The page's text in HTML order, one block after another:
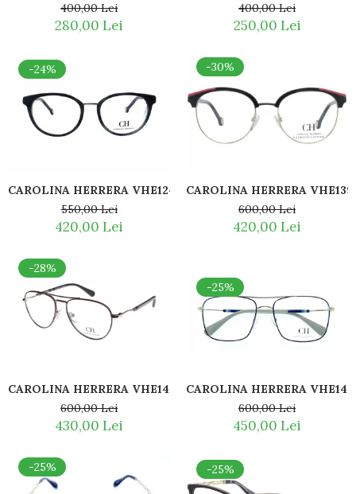
400,00 Lei
280,00 Lei
400,00 Lei
250,00 Lei
-24%
CAROLINA HERRERA VHE124 06DQ
550,00 Lei
420,00 Lei
-30%
CAROLINA HERRERA
600,00 Lei
420,00 Lei
-28%
CAROLINA HERRERA VHE142 0K07
600,00 Lei
430,00 Lei
-25%
CAROLINA HERRERA
600,00 Lei
450,00 Lei
-25% -25%